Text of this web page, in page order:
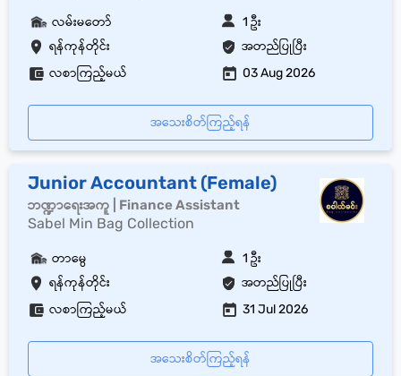
ရန်ကုန်တိုင်း အတည်ပြုပြီး
လမ်းမတော် 1 ဦး
လစာကြည့်မယ် 03 Aug 2026
အသေးစိတ်ကြည့်ရန်
Junior Accountant (Female)
ဘဏ္ဍာရေးအကူ | Finance Assistant
Sabel Min Bag Collection
ရန်ကုန်တိုင်း အတည်ပြုပြီး
တာမွေ 1 ဦး
လစာကြည့်မယ် 31 Jul 2026
အသေးစိတ်ကြည့်ရန်